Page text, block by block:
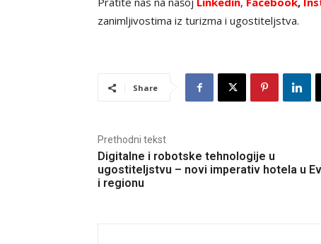
zanimljivostima iz turizma i ugostiteljstva.
Share
Prethodni tekst
Digitalne i robotske tehnologije u
ugostiteljstvu – novi imperativ hotela u
i regionu